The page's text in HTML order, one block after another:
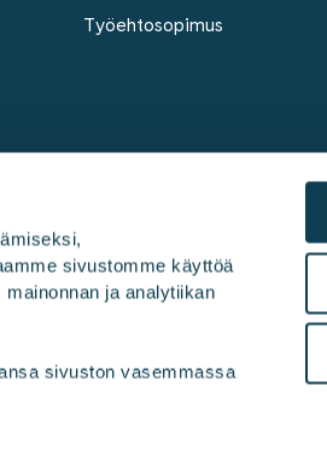
sivustomme käyttöä
ja analytiikan
sivuston vasemmassa
Työehtosopimus
KulttuuriVastuullisuus